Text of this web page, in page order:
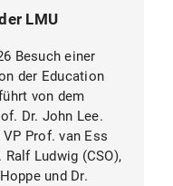
LMU
Besuch einer
der Education
von dem
Dr. John Lee.
Prof. van Ess
Ludwig (CSO),
und Dr.